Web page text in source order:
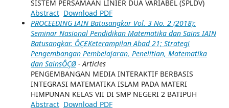
SISTEM PERSAMAAN LINIER DUA VARIABEL (SPLDV)
Abstract Download PDF
PROCEEDING IAIN Batusangkar Vol. 3 No. 2 (2018):
Seminar Nasional Pendidikan Matematika dan Sains IAIN
Batusangkar. ÔÇ£Keterampilan Abad 21; Strategi
Pengembangan Pembelajaran, Penelitian, Matematika
dan SainsÔÇØ - Articles
PENGEMBANGAN MEDIA INTERAKTIF BERBASIS
INTEGRASI MATEMATIKA ISLAM PADA MATERI
HIMPUNAN KELAS VII DI SMP NEGERI 2 BATIPUH
Abstract Download PDF